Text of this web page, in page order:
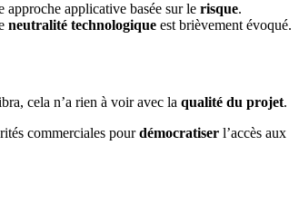
approche applicative basée sur le risque.
neutralité technologique est brièvement évoqué.
cela n’a rien à voir avec la qualité du projet.
commerciales pourdémocratiser l’accès aux